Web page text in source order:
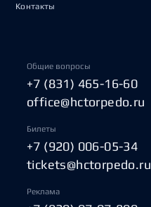
Контакты
Общие вопросы
+7 (831) 465-16-60
office@hctorpedo.ru
Билеты
+7 (920) 006-05-34
tickets@hctorpedo.ru
Реклама